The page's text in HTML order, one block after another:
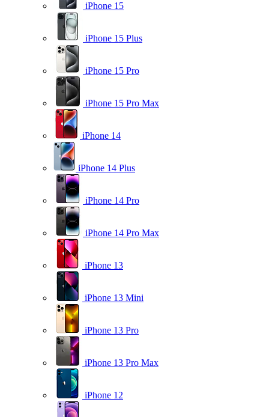
iPhone 15
iPhone 15 Plus
iPhone 15 Pro
iPhone 15 Pro Max
iPhone 14
iPhone 14 Plus
iPhone 14 Pro
iPhone 14 Pro Max
iPhone 13
iPhone 13 Mini
iPhone 13 Pro
iPhone 13 Pro Max
iPhone 12